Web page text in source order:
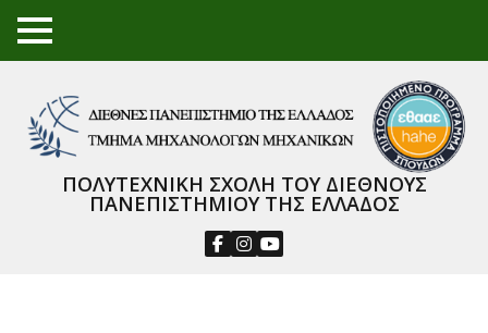
TO
GGL
NU
ΠΟΛΥΤΕΧΝΙΚΗ ΣΧΟΛΗ ΤΟΥ ΔΙΕΘΝΟΥΣ
ΠΑΝΕΠΙΣΤΗΜΙΟΥ ΤΗΣ ΕΛΛΑΔΟΣ